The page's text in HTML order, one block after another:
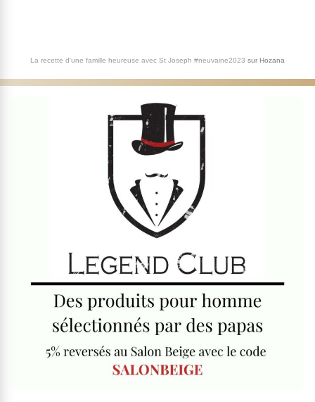
La recette d'une famille heureuse avec St Joseph #neuvaine2023 sur Hozana